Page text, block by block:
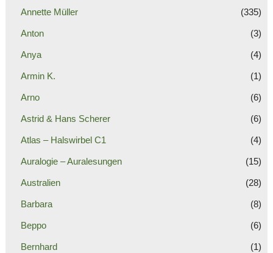
Annette Müller (335)
Anton (3)
Anya (4)
Armin K. (1)
Arno (6)
Astrid & Hans Scherer (6)
Atlas – Halswirbel C1 (4)
Auralogie – Auralesungen (15)
Australien (28)
Barbara (8)
Beppo (6)
Bernhard (1)